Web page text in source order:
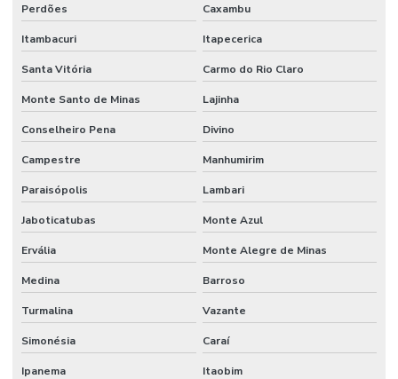
Perdões Caxambu
Itambacuri Itapecerica
Santa Vitória Carmo do Rio Claro
Monte Santo de Minas Lajinha
Conselheiro Pena Divino
Campestre Manhumirim
Paraisópolis Lambari
Jaboticatubas Monte Azul
Ervália Monte Alegre de Minas
Medina Barroso
Turmalina Vazante
Simonésia Caraí
Ipanema Itaobim